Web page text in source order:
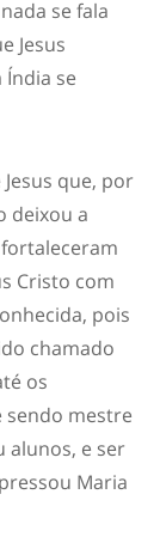
se fala
Jesus
se
que, por
deixou a
Cristo com
pois
chamado
os
sendo mestre
alunos, e ser
Maria